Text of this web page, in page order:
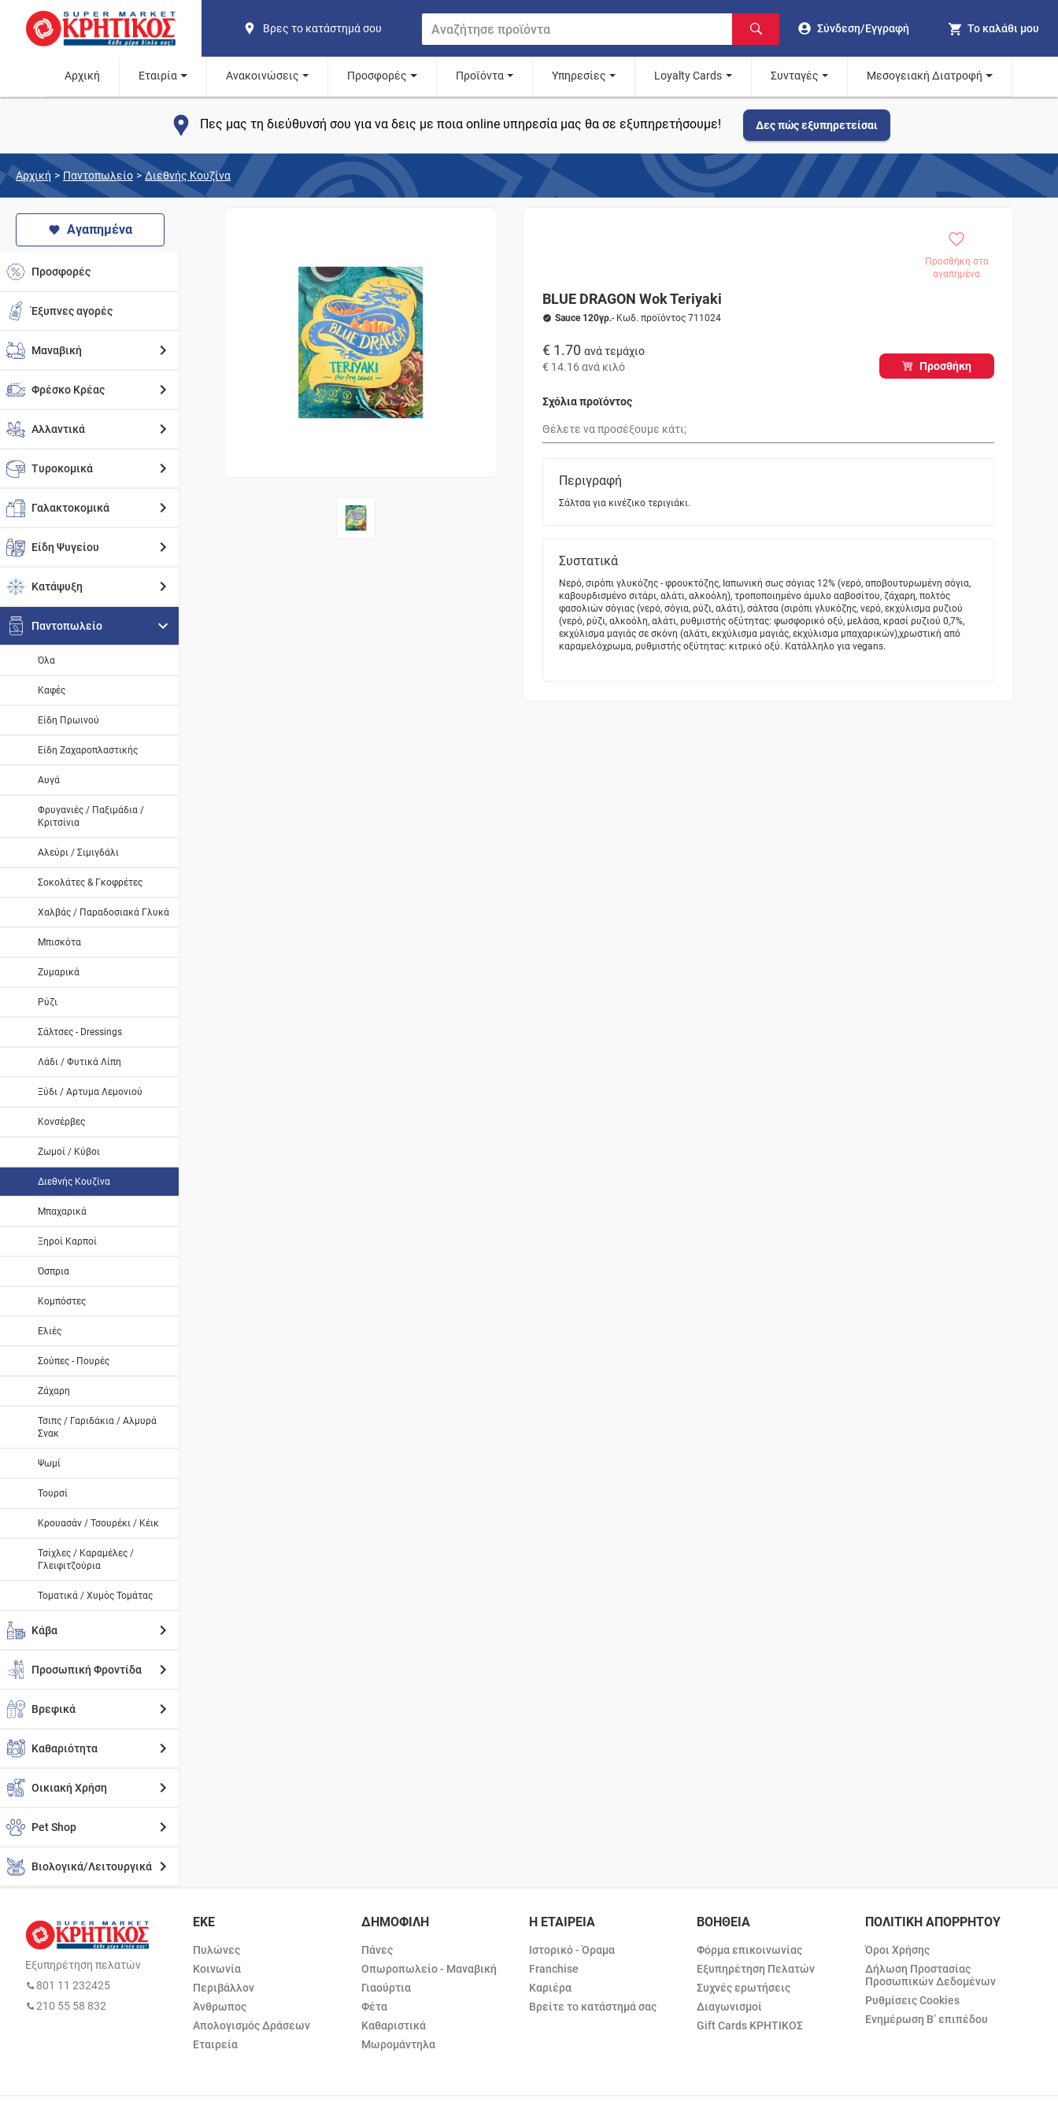
Βρες το κατάστημά σου Σύνδεση/Εγγραφή Το καλάθι μου
Αρχική Εταιρία Ανακοινώσεις Προσφορές Προϊόντα Υπηρεσίες Loyalty Cards Συνταγές Μεσογειακή Διατροφή
Πες μας τη διεύθυνσή σου για να δεις με ποια online υπηρεσία μας θα σε εξυπηρετήσουμε! Δες πώς εξυπηρετείσαι
Αρχική > Παντοπωλείο > Διεθνής Κουζίνα
Αγαπημένα
Προσφορές
Έξυπνες αγορές
Μαναβική
Φρέσκο Κρέας
Αλλαντικά
Τυροκομικά
Γαλακτοκομικά
Είδη Ψυγείου
Κατάψυξη
Παντοπωλείο
Όλα
Καφές
Είδη Πρωινού
Είδη Ζαχαροπλαστικής
Αυγά
Φρυγανιές / Παξιμάδια /
Κριτσίνια
Αλεύρι / Σιμιγδάλι
Σοκολάτες & Γκοφρέτες
Χαλβάς / Παραδοσιακά Γλυκά
Μπισκότα
Ζυμαρικά
Ρύζι
Σάλτσες - Dressings
Λάδι / Φυτικά Λίπη
Ξύδι / Αρτυμα Λεμονιού
Κονσέρβες
Ζωμοί / Κύβοι
Διεθνής Κουζίνα
Μπαχαρικά
Ξηροί Καρποί
Όσπρια
Κομπόστες
Ελιές
Σούπες - Πουρές
Ζάχαρη
Τσιπς / Γαριδάκια / Αλμυρά
Σνακ
Ψωμί
Τουρσί
Κρουασάν / Τσουρέκι / Κέικ
Τσίχλες / Καραμέλες /
Γλειφιτζούρια
Τοματικά / Χυμός Τομάτας
Κάβα
Προσωπική Φροντίδα
Βρεφικά
Καθαριότητα
Οικιακή Χρήση
Pet Shop
Βιολογικά/Λειτουργικά
Προσθήκη στα
αγαπημένα
BLUE DRAGON Wok Teriyaki
Sauce 120γρ.- Κωδ. προϊόντος 711024
€ 1.70 ανά τεμάχιο
€ 14.16 ανά κιλό Προσθήκη
Σχόλια προϊόντος
Περιγραφή
Σάλτσα για κινέζικο τεριγιάκι.
Συστατικά
Νερό, σιρόπι γλυκόζης - φρουκτόζης, Ιαπωνική σως σόγιας 12% (νερό, αποβουτυρωμένη σόγια,
καβουρδισμένο σιτάρι, αλάτι, αλκοόλη), τροποποιημένο άμυλο ααβοσίτου, ζάχαρη, πολτός
φασολιών σόγιας (νερό, σόγια, ρύζι, αλάτι), σάλτσα (σιρόπι γλυκόζης, νερό, εκχύλισμα ρυζιού
(νερό, ρύζι, αλκοόλη, αλάτι, ρυθμιστής οξύτητας: φωσφορικό οξύ, μελάσα, κρασί ρυζιού 0,7%,
εκχύλισμα μαγιάς σε σκόνη (αλάτι, εκχύλισμα μαγιάς, εκχύλισμα μπαχαρικών),χρωστική από
καραμελόχρωμα, ρυθμιστής οξύτητας: κιτρικό οξύ. Κατάλληλο για vegans.
Εξυπηρέτηση πελατών
801 11 232425
210 55 58 832
ΕΚΕ
Πυλώνες
Κοινωνία
Περιβάλλον
Άνθρωπος
Απολογισμός Δράσεων
Εταιρεία
ΔΗΜΟΦΙΛΗ
Πάνες
Οπωροπωλείο - Μαναβική
Γιαούρτια
Φέτα
Καθαριστικά
Μωρομάντηλα
Η ΕΤΑΙΡΕΙΑ
Ιστορικό - Όραμα
Franchise
Καριέρα
Βρείτε το κατάστημά σας
ΒΟΗΘΕΙΑ
Φόρμα επικοινωνίας
Εξυπηρέτηση Πελατών
Συχνές ερωτήσεις
Διαγωνισμοί
Gift Cards ΚΡΗΤΙΚΟΣ
ΠΟΛΙΤΙΚΗ ΑΠΟΡΡΗΤΟΥ
Όροι Χρήσης
Δήλωση Προστασίας
Προσωπικών Δεδομένων
Ρυθμίσεις Cookies
Ενημέρωση Β’ επιπέδου